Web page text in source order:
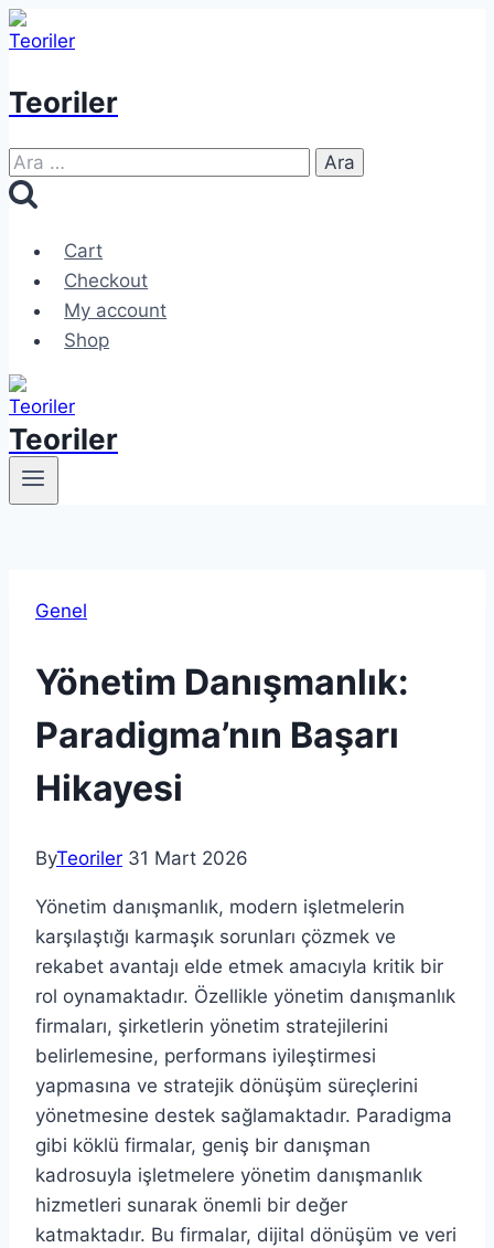
Skip
to
Teoriler
Arama:
Cart
Checkout
My account
Shop
Teoriler
Genel
Yönetim Danışmanlık:
Paradigma’nın Başarı
Hikayesi
ByTeoriler 31 Mart 2026
Yönetim danışmanlık, modern işletmelerin
karşılaştığı karmaşık sorunları çözmek ve
rekabet avantajı elde etmek amacıyla kritik bir
rol oynamaktadır. Özellikle yönetim danışmanlık
firmaları, şirketlerin yönetim stratejilerini
belirlemesine, performans iyileştirmesi
yapmasına ve stratejik dönüşüm süreçlerini
yönetmesine destek sağlamaktadır. Paradigma
gibi köklü firmalar, geniş bir danışman
kadrosuyla işletmelere yönetim danışmanlık
hizmetleri sunarak önemli bir değer
katmaktadır. Bu firmalar, dijital dönüşüm ve veri